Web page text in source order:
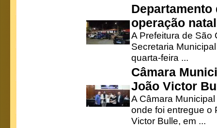
operação
A Prefeitura de São
Secretaria
quarta-feira ...
Câmara
João Victor
A Câmara
onde foi entregue o
Victor Bulle, em ...